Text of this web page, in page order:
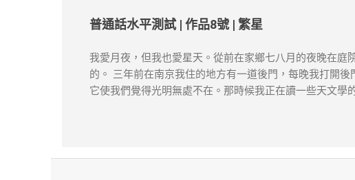
普通話水平測試 | 作品8號 | 繁星
我愛月夜，但我也愛星天。從前在家鄉七八月的夜晚在
的。 三年前在南京我住的地方有一道後門，每晚我打開
它使我們覺得光明無處不在。那時候我正在讀一些天文學
模糊了，我好像看見無數螢火蟲在我的周圍飛舞。海上
看天上的巨人。他用手指著：//…… 節選自巴金《繁星》